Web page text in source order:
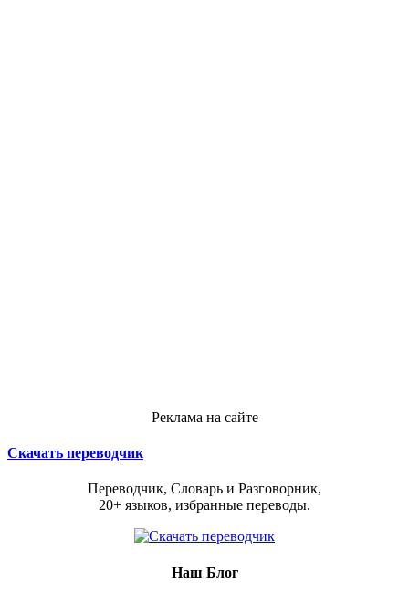
Реклама на сайте
Скачать переводчик
Переводчик, Словарь и Разговорник,
20+ языков, избранные переводы.
Наш Блог